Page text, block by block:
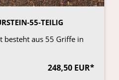
55-TEILIG
besteht aus 55 Griffe in
248,50 EUR*